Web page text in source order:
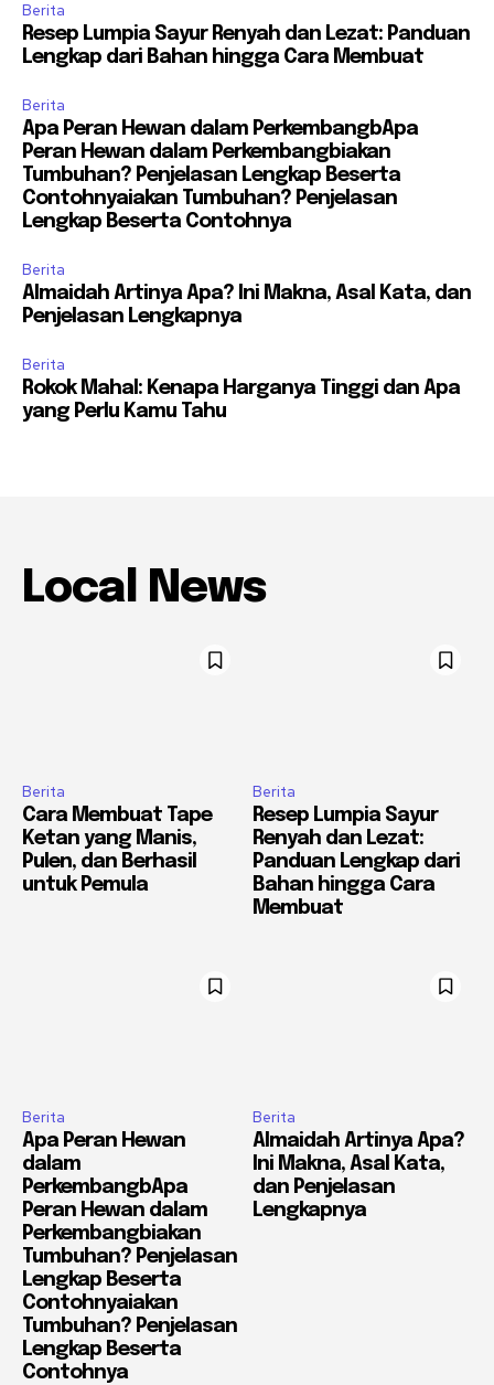
Berita
Resep Lumpia Sayur Renyah dan Lezat: Panduan
Lengkap dari Bahan hingga Cara Membuat
Berita
Apa Peran Hewan dalam PerkembangbApa
Peran Hewan dalam Perkembangbiakan
Tumbuhan? Penjelasan Lengkap Beserta
Contohnyaiakan Tumbuhan? Penjelasan
Lengkap Beserta Contohnya
Berita
Almaidah Artinya Apa? Ini Makna, Asal Kata, dan
Penjelasan Lengkapnya
Berita
Rokok Mahal: Kenapa Harganya Tinggi dan Apa
yang Perlu Kamu Tahu
Local News
Berita
Cara Membuat Tape
Ketan yang Manis,
Pulen, dan Berhasil
untuk Pemula
Berita
Resep Lumpia Sayur
Renyah dan Lezat:
Panduan Lengkap dari
Bahan hingga Cara
Membuat
Berita
Apa Peran Hewan
dalam
PerkembangbApa
Peran Hewan dalam
Perkembangbiakan
Tumbuhan? Penjelasan
Lengkap Beserta
Contohnyaiakan
Tumbuhan? Penjelasan
Lengkap Beserta
Contohnya
Berita
Almaidah Artinya Apa?
Ini Makna, Asal Kata,
dan Penjelasan
Lengkapnya